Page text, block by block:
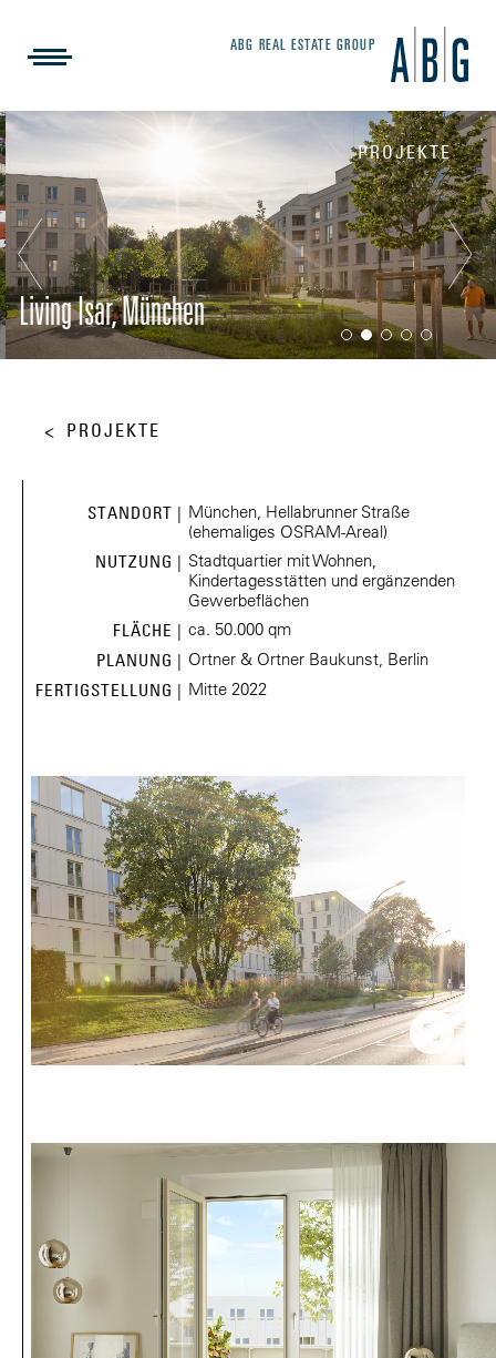
ABG REAL ESTATE GROUP
PROJEKTE
Living Isar, München
PROJEKTE
STANDORT | München, Hellabrunner Straße
(ehemaliges OSRAM-Areal)
NUTZUNG | Stadtquartier mit Wohnen,
Kindertagesstätten und ergänzenden
Gewerbeflächen
FLÄCHE | ca. 50.000 qm
PLANUNG | Ortner & Ortner Baukunst, Berlin
FERTIGSTELLUNG | Mitte 2022